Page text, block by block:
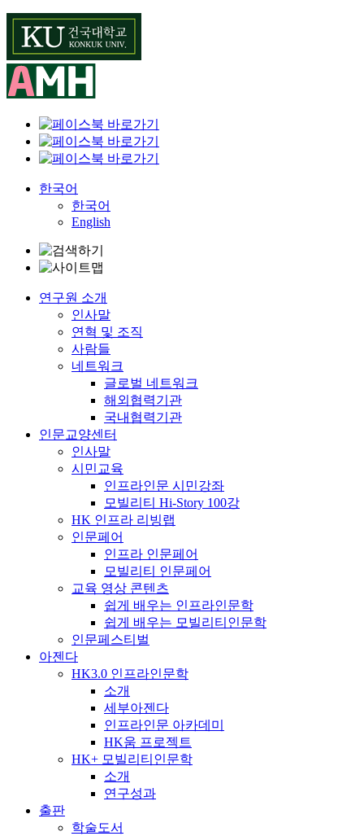
Skip
content
한국어
한국어
English
연구원 소개
인사말
연혁 및 조직
사람들
네트워크
글로벌 네트워크
해외협력기관
국내협력기관
인문교양센터
인사말
시민교육
인프라인문 시민강좌
모빌리티 Hi-Story 100강
HK 인프라 리빙랩
인문페어
인프라 인문페어
모빌리티 인문페어
교육 영상 콘텐츠
쉽게 배우는 인프라인문학
쉽게 배우는 모빌리티인문학
인문페스티벌
아젠다
HK3.0 인프라인문학
소개
세부아젠다
인프라인문 아카데미
HK움 프로젝트
HK+ 모빌리티인문학
소개
연구성과
출판
학술도서